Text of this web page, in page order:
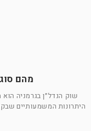
מהם
שוק הנדל״ן בגרמניה
היתרונות המשמעותיים